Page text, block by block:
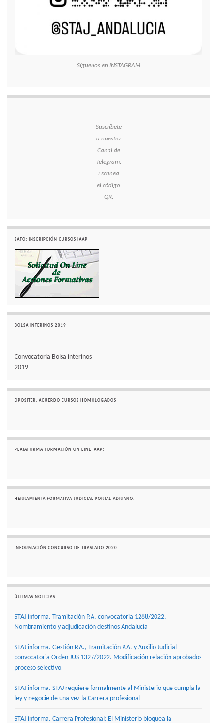
Síguenos en INSTAGRAM
Suscríbete
a nuestro
Canal de
Telegram.
Escanea
el código
QR.
SAFO: INSCRIPCIÓN CURSOS IAAP
BOLSA INTERINOS 2019
Convocatoria Bolsa interinos
2019
OPOSITER. ACUERDO CURSOS HOMOLOGADOS
PLATAFORMA FORMACIÓN ON LINE IAAP:
HERRAMIENTA FORMATIVA JUDICIAL PORTAL ADRIANO:
INFORMACIÓN CONCURSO DE TRASLADO 2020
ÚLTIMAS NOTICIAS
STAJ informa. Tramitación P.A. convocatoria 1288/2022.
Nombramiento y adjudicación destinos Andalucía
STAJ informa. Gestión P.A., Tramitación P.A. y Auxilio Judicial
convocatoria Orden JUS 1327/2022. Modificación relación aprobados
proceso selectivo.
STAJ informa. STAJ requiere formalmente al Ministerio que cumpla la
ley y negocie de una vez la Carrera profesional
STAJ informa. Carrera Profesional: El Ministerio bloquea la